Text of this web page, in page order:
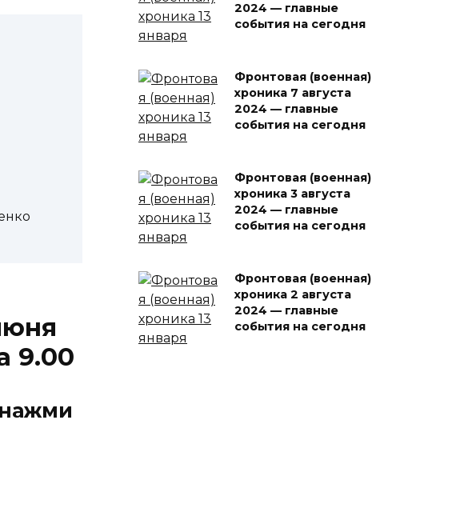
9.00
2024 — главные
события на сегодня
Фронтовая (военная)
хроника 7 августа
2024 — главные
события на сегодня
Фронтовая (военная)
хроника 3 августа
2024 — главные
события на сегодня
Фронтовая (военная)
хроника 2 августа
2024 — главные
события на сегодня